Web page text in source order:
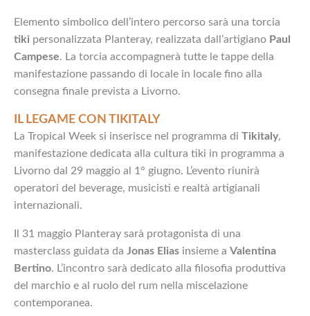
Elemento simbolico dell’intero percorso sarà una torcia
tiki personalizzata Planteray, realizzata dall’artigiano Paul
Campese. La torcia accompagnerà tutte le tappe della
manifestazione passando di locale in locale fino alla
consegna finale prevista a Livorno.
IL LEGAME CON TIKITALY
La Tropical Week si inserisce nel programma di Tikitaly,
manifestazione dedicata alla cultura tiki in programma a
Livorno dal 29 maggio al 1° giugno. L’evento riunirà
operatori del beverage, musicisti e realtà artigianali
internazionali.
Il 31 maggio Planteray sarà protagonista di una
masterclass guidata da Jonas Elias insieme a Valentina
Bertino. L’incontro sarà dedicato alla filosofia produttiva
del marchio e al ruolo del rum nella miscelazione
contemporanea.